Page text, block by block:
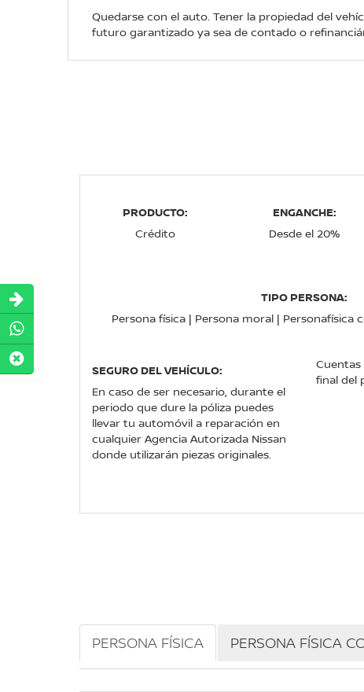
Quedarse con el auto. Tener la propiedad del
futuro garantizado ya sea de contado o
PRODUCTO:
Crédito
ENGANCHE:
Desde el 20%
TIPO PERSONA:
Persona física | Persona moral | Personafísica
SEGURO DEL VEHÍCULO:
En caso de ser necesario, durante el
periodo que dure la póliza puedes
llevar tu automóvil a reparación en
cualquier Agencia Autorizada Nissan
donde utilizarán piezas originales.
final del
PERSONA FÍSICA PERSONA FÍSICA